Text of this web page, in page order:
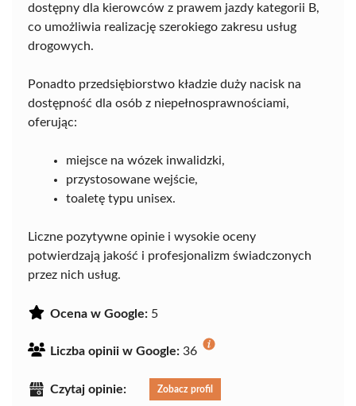
dostępny dla kierowców z prawem jazdy kategorii B,
co umożliwia realizację szerokiego zakresu usług
drogowych.
Ponadto przedsiębiorstwo kładzie duży nacisk na
dostępność dla osób z niepełnosprawnościami,
oferując:
miejsce na wózek inwalidzki,
przystosowane wejście,
toaletę typu unisex.
Liczne pozytywne opinie i wysokie oceny
potwierdzają jakość i profesjonalizm świadczonych
przez nich usług.
Ocena w Google: 5
Liczba opinii w Google: 36
Czytaj opinie: Zobacz profil